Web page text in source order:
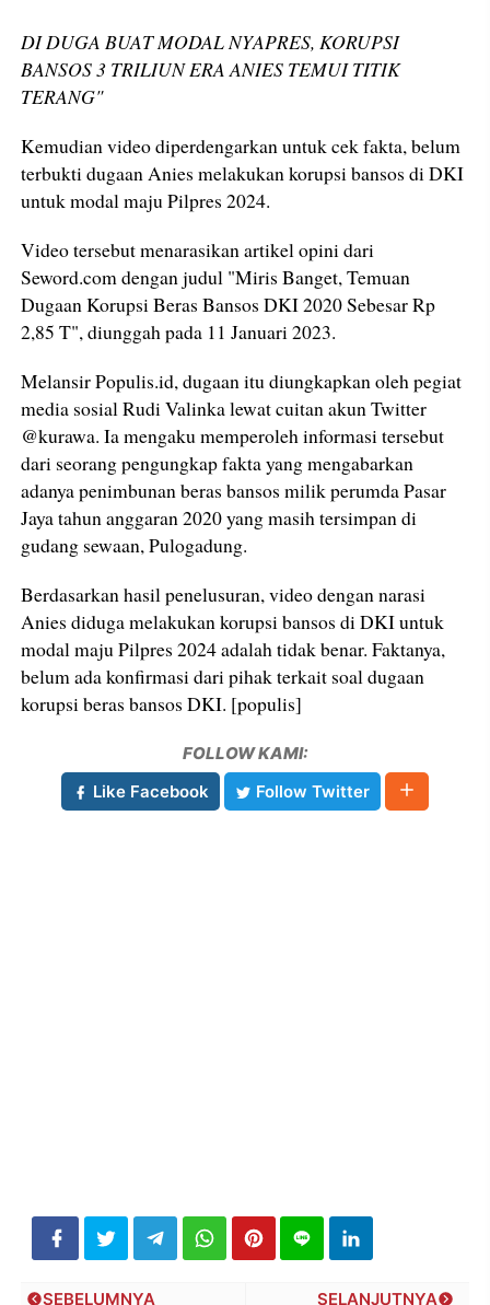
DI DUGA BUAT MODAL NYAPRES, KORUPSI
BANSOS 3 TRILIUN ERA ANIES TEMUI TITIK
TERANG"
Kemudian video diperdengarkan untuk cek fakta, belum
terbukti dugaan Anies melakukan korupsi bansos di DKI
untuk modal maju Pilpres 2024.
Video tersebut menarasikan artikel opini dari
Seword.com dengan judul "Miris Banget, Temuan
Dugaan Korupsi Beras Bansos DKI 2020 Sebesar Rp
2,85 T", diunggah pada 11 Januari 2023.
Melansir Populis.id, dugaan itu diungkapkan oleh pegiat
media sosial Rudi Valinka lewat cuitan akun Twitter
@kurawa. Ia mengaku memperoleh informasi tersebut
dari seorang pengungkap fakta yang mengabarkan
adanya penimbunan beras bansos milik perumda Pasar
Jaya tahun anggaran 2020 yang masih tersimpan di
gudang sewaan, Pulogadung.
Berdasarkan hasil penelusuran, video dengan narasi
Anies diduga melakukan korupsi bansos di DKI untuk
modal maju Pilpres 2024 adalah tidak benar. Faktanya,
belum ada konfirmasi dari pihak terkait soal dugaan
korupsi beras bansos DKI. [populis]
FOLLOW KAMI:
Like Facebook
Follow Twitter
SELANJUTNYA
SEBELUMNYA